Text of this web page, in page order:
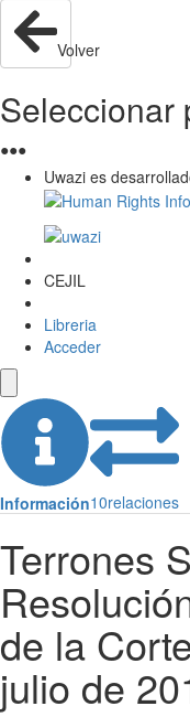
Volver
Seleccionar
●●●
Uwazi es
CEJIL
Libreria
Acceder
Información10relaciones
Terrones
de la
julio de